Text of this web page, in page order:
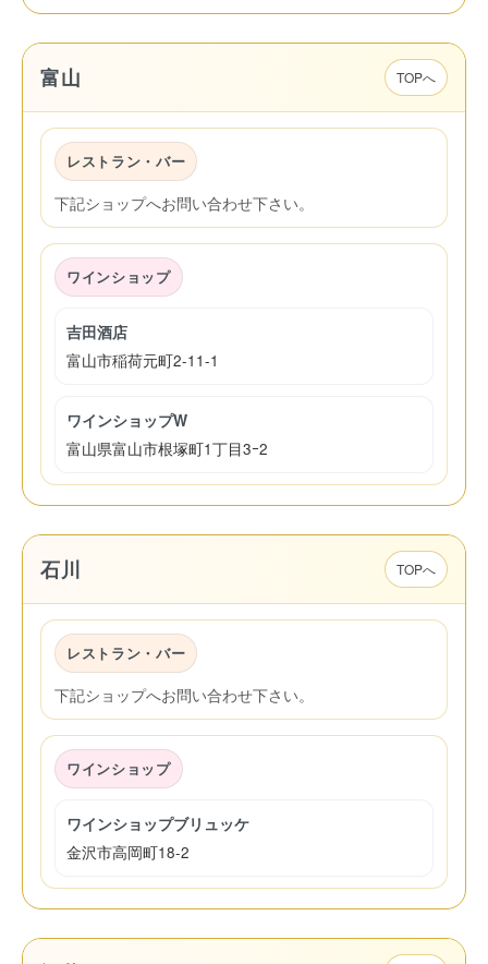
富山 TOPへ
レストラン・バー
下記ショップへお問い合わせ下さい。
ワインショップ
吉田酒店
富山市稲荷元町2-11-1
ワインショップW
富山県富山市根塚町1丁目3ｰ2
石川 TOPへ
レストラン・バー
下記ショップへお問い合わせ下さい。
ワインショップ
ワインショップブリュッケ
金沢市高岡町18-2